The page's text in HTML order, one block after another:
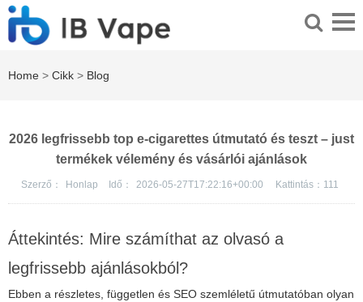
Home > Cikk > Blog
2026 legfrissebb top e-cigarettes útmutató és teszt – just
termékek vélemény és vásárlói ajánlások
Szerző： Honlap Idő： 2026-05-27T17:22:16+00:00 Kattintás： 111
Áttekintés: Mire számíthat az olvasó a
legfrissebb ajánlásokból?
Ebben a részletes, független és SEO szemléletű útmutatóban olyan